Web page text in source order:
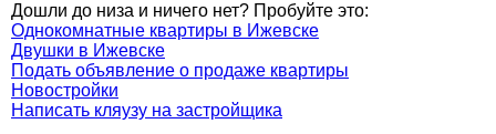
Дошли до низа и ничего нет? Пробуйте это:
Однокомнатные квартиры в Ижевске
Двушки в Ижевске
Подать объявление о продаже квартиры
Новостройки
Написать кляузу на застройщика